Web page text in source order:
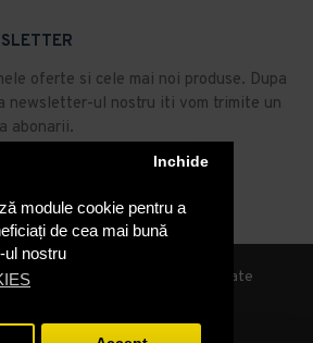
module cookie pentru a
de cea mai bună
ul nostru
Inchide
oferte si cele mai noi produse. Dupa
newsletter-ul nostru iti vom trimite un
abonarii.
Abonare
cu Politica de Confidentialitate
Toate drepturile rezervate